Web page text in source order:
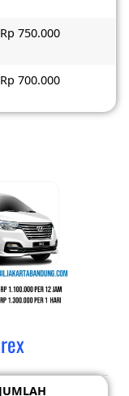
Rp 750.000
Rp 700.000
JUMLAH